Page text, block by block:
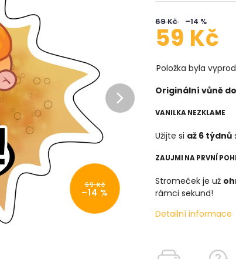
69 Kč
–14 %
69 Kč –14 %
59 Kč
Položka byla
Originální vůně
VANILKA NEZKLAME
Užijte si až 6 týdnů
ZAUJMI NA PRVNÍ
Stromeček je už
rámci sekund!
Detailní informace